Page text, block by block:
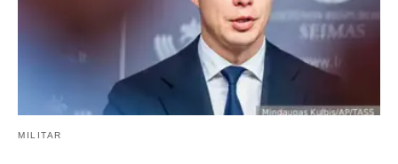
MILITAR